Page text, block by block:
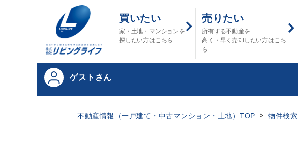
買いたい
家・土地・マンションを
探したい方はこちら
売りたい
所有する不動産を
高く・早く売却したい方はこち
ら
ゲストさん
不動産情報（一戸建て・中古マンション・土地）TOP 物件検索